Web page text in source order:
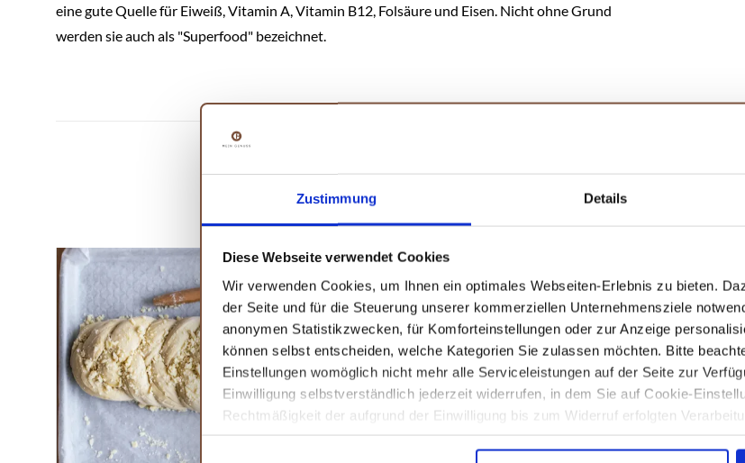
Zustimmung Details
Diese Webseite verwendet Cookies
Wir verwenden Cookies, um Ihnen ein optimales Webseiten-Erlebnis zu bieten.
der Seite und für die Steuerung unserer kommerziellen Unternehmensziele
anonymen Statistikzwecken, für Komforteinstellungen oder zur Anzeige
können selbst entscheiden, welche Kategorien Sie zulassen möchten. Bitte
Einstellungen womöglich nicht mehr alle Serviceleistungen auf der Seite zur
Einwilligung selbstverständlich jederzeit widerrufen, in dem Sie auf Cookie-
Rechtmäßigkeit der aufgrund der Einwilligung bis zum Widerruf erfolgten
Informationen finden Sie in unserenDatenschutzhinweisen.
eine gute Quelle für Eiweiß, Vitamin A, Vitamin B12, Folsäure und Eisen. Nicht ohne Grund
werden sie auch als "Superfood" bezeichnet.
WAS DIR NOCH SCHMECKEN